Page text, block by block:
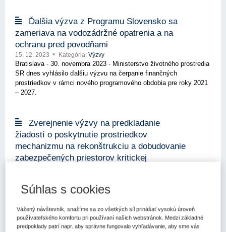
Ďalšia výzva z Programu Slovensko sa
zameriava na vodozádržné opatrenia a na
ochranu pred povodňami
15. 12. 2023 Kategória: Výzvy
Bratislava - 30. novembra 2023 - Ministerstvo životného prostredia
SR dnes vyhlásilo ďalšiu výzvu na čerpanie finančných
prostriedkov v rámci nového programového obdobia pre roky 2021
– 2027.
Zverejnenie výzvy na predkladanie
žiadostí o poskytnutie prostriedkov
mechanizmu na rekonštrukciu a dobudovanie
zabezpečených priestorov kritickej
Fond na podporu športu vyhlásil štvrtú
výzvu na športovú infraštruktúru vo výške 17
Súhlas s cookies
Vážený návštevník, snažíme sa zo všetkých síl prinášať vysokú úroveň
používateľského komfortu pri používaní našich webstránok. Medzi základné
predpoklady patrí napr. aby správne fungovalo vyhľadávanie, aby sme vás